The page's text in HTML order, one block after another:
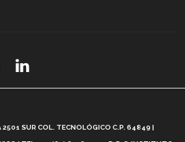
2501 SUR COL. TECNOLÓGICO C.P. 64849 |